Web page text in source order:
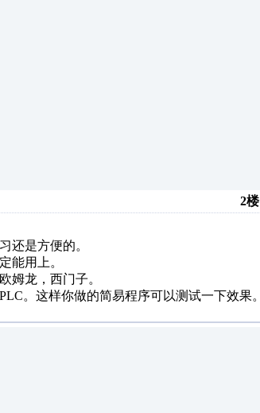
2楼
还是方便的。
能用上。
姆龙，西门子。
。这样你做的简易程序可以测试一下效果。